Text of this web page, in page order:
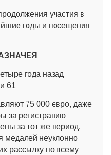
участия в
годы и посещения
года назад
61
75 000 евро, даже
за регистрацию
за тот же период.
медалей неуклонно
рассылку по всему